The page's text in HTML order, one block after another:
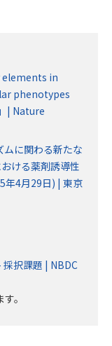
in
phenotypes
| Nature
ムに関わる新たな
ける薬剤誘導性
年4月29日) | 東京
択課題 | NBDC
。